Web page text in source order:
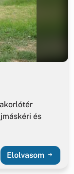
és
Elolvasom